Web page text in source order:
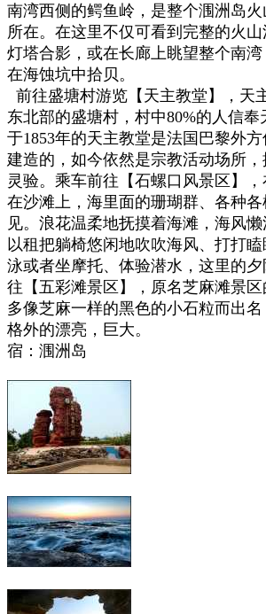
南湾西侧的鳄鱼岭，是整个涠洲岛
所在。在这里不仅可看到完整的火
灯塔合影，或在长廊上眺望整个南
在海蚀坑中拾贝。
前往盛塘村游览【天主教堂】，天
东北部的盛塘村，村中80%的人信
于1853年的天主教堂是法国巴黎外
建造的，如今依然是宗教活动场所
灵验。乘车前往【石螺口风景区】
在沙滩上，海里面的珊瑚群、各种
见。浪花温柔地抚摸着海滩，海风
以租把躺椅悠闲地吹吹海风、打打
泳或者坐摩托、体验潜水，这里的
往【五彩滩景区】，原名芝麻滩景
多像芝麻一样的黑色的小石粒而出
格外的漂亮，巨大。
宿：涠洲岛